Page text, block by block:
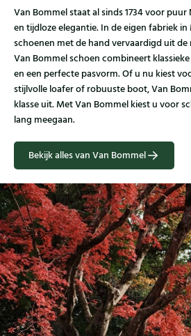
Van Bommel staat al sinds 1734 voor
en tijdloze elegantie. In de eigen fabriek
schoenen met de hand vervaardigd uit
Van Bommel schoen combineert
en een perfecte pasvorm. Of u nu kiest
stijlvolle loafer of robuuste boot, Van
klasse uit. Met Van Bommel kiest u voor
lang meegaan.
Bekijk alles van Van Bommel